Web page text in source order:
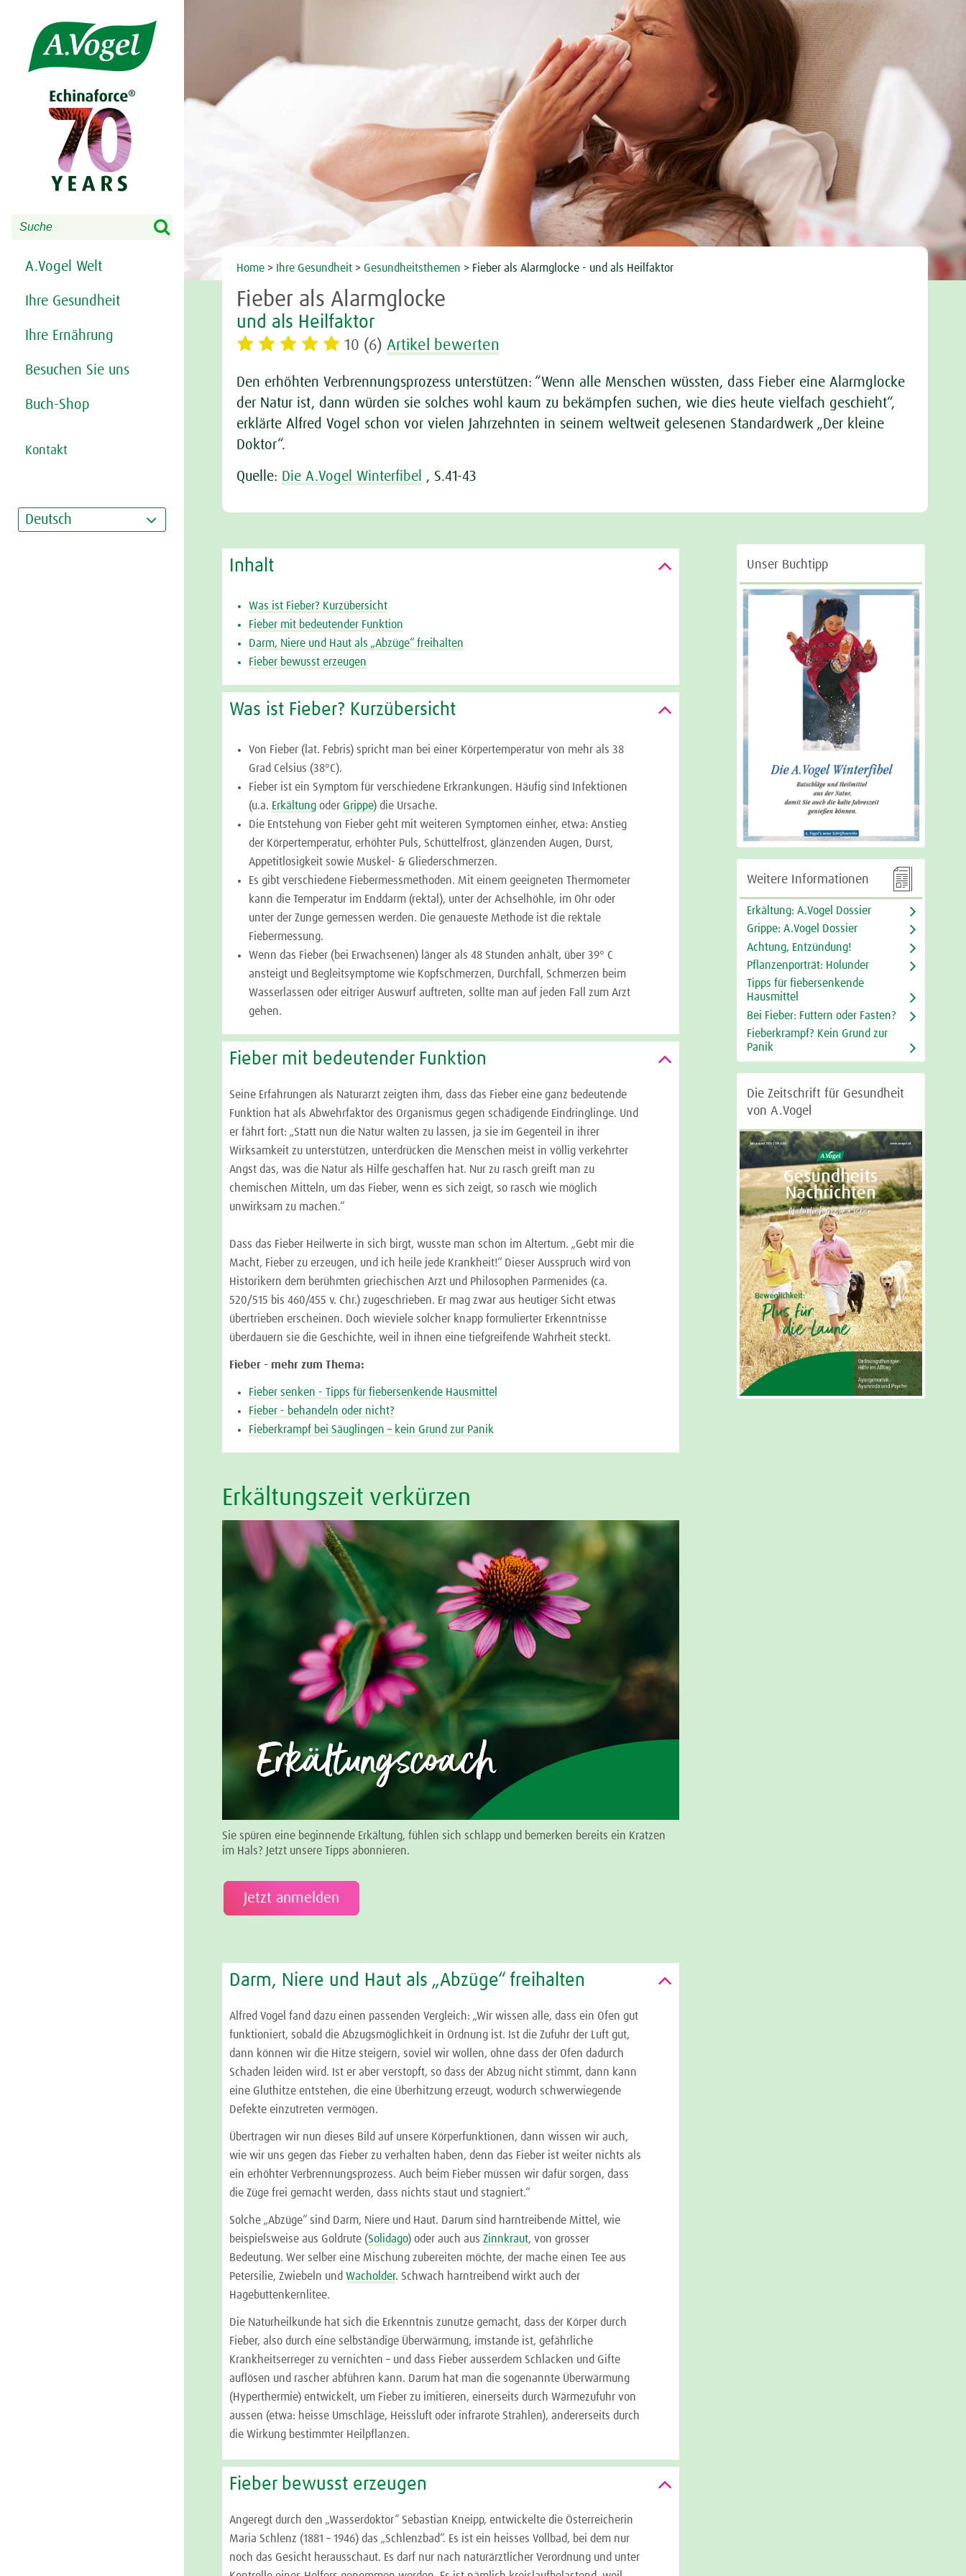

A.Vogel Welt
Ihre Gesundheit
Ihre Ernährung
Besuchen Sie uns
Buch-Shop
Kontakt
Deutsch
Home > Ihre Gesundheit >Gesundheitsthemen > Fieber als Alarmglocke - und als Heilfaktor
Fieber als Alarmglocke
und als Heilfaktor
10 (6)Artikel bewerten
Den erhöhten Verbrennungsprozess unterstützen: “Wenn alle Menschen wüssten, dass Fieber eine Alarmglocke
der Natur ist, dann würden sie solches wohl kaum zu bekämpfen suchen, wie dies heute vielfach geschieht“,
erklärte Alfred Vogel schon vor vielen Jahrzehnten in seinem weltweit gelesenen Standardwerk „Der kleine
Doktor“.
Quelle: Die A.Vogel Winterfibel , S.41-43
Inhalt
Was ist Fieber? Kurzübersicht
Fieber mit bedeutender Funktion
Darm, Niere und Haut als „Abzüge“ freihalten
Fieber bewusst erzeugen
Was ist Fieber? Kurzübersicht
Von Fieber (lat. Febris) spricht man bei einer Körpertemperatur von mehr als 38
Grad Celsius (38°C).
Fieber ist ein Symptom für verschiedene Erkrankungen. Häufig sind Infektionen
(u.a. Erkältung oderGrippe) die Ursache.
Die Entstehung von Fieber geht mit weiteren Symptomen einher, etwa: Anstieg
der Körpertemperatur, erhöhter Puls, Schüttelfrost, glänzenden Augen, Durst,
Appetitlosigkeit sowie Muskel- & Gliederschmerzen.
Es gibt verschiedene Fiebermessmethoden. Mit einem geeigneten Thermometer
kann die Temperatur im Enddarm (rektal), unter der Achselhöhle, im Ohr oder
unter der Zunge gemessen werden. Die genaueste Methode ist die rektale
Fiebermessung.
Wenn das Fieber (bei Erwachsenen) länger als 48 Stunden anhält, über 39° C
ansteigt und Begleitsymptome wie Kopfschmerzen, Durchfall, Schmerzen beim
Wasserlassen oder eitriger Auswurf auftreten, sollte man auf jeden Fall zum Arzt
gehen.
Fieber mit bedeutender Funktion
Seine Erfahrungen als Naturarzt zeigten ihm, dass das Fieber eine ganz bedeutende
Funktion hat als Abwehrfaktor des Organismus gegen schädigende Eindringlinge. Und
er fährt fort: „Statt nun die Natur walten zu lassen, ja sie im Gegenteil in ihrer
Wirksamkeit zu unterstützen, unterdrücken die Menschen meist in völlig verkehrter
Angst das, was die Natur als Hilfe geschaffen hat. Nur zu rasch greift man zu
chemischen Mitteln, um das Fieber, wenn es sich zeigt, so rasch wie möglich
unwirksam zu machen.“
Dass das Fieber Heilwerte in sich birgt, wusste man schon im Altertum. „Gebt mir die
Macht, Fieber zu erzeugen, und ich heile jede Krankheit!“ Dieser Ausspruch wird von
Historikern dem berühmten griechischen Arzt und Philosophen Parmenides (ca.
520/515 bis 460/455 v. Chr.) zugeschrieben. Er mag zwar aus heutiger Sicht etwas
übertrieben erscheinen. Doch wieviele solcher knapp formulierter Erkenntnisse
überdauern sie die Geschichte, weil in ihnen eine tiefgreifende Wahrheit steckt.
Fieber - mehr zum Thema:
Fieber senken - Tipps für fiebersenkende Hausmittel
Fieber - behandeln oder nicht?
Fieberkrampf bei Säuglingen – kein Grund zur Panik
Erkältungszeit verkürzen
Sie spüren eine beginnende Erkältung, fühlen sich schlapp und bemerken bereits ein Kratzen
im Hals? Jetzt unsere Tipps abonnieren.
Jetzt anmelden
Darm, Niere und Haut als „Abzüge“ freihalten
Alfred Vogel fand dazu einen passenden Vergleich: „Wir wissen alle, dass ein Ofen gut
funktioniert, sobald die Abzugsmöglichkeit in Ordnung ist. Ist die Zufuhr der Luft gut,
dann können wir die Hitze steigern, soviel wir wollen, ohne dass der Ofen dadurch
Schaden leiden wird. Ist er aber verstopft, so dass der Abzug nicht stimmt, dann kann
eine Gluthitze entstehen, die eine Überhitzung erzeugt, wodurch schwerwiegende
Defekte einzutreten vermögen.
Übertragen wir nun dieses Bild auf unsere Körperfunktionen, dann wissen wir auch,
wie wir uns gegen das Fieber zu verhalten haben, denn das Fieber ist weiter nichts als
ein erhöhter Verbrennungsprozess. Auch beim Fieber müssen wir dafür sorgen, dass
die Züge frei gemacht werden, dass nichts staut und stagniert.“
Solche „Abzüge“ sind Darm, Niere und Haut. Darum sind harntreibende Mittel, wie
beispielsweise aus Goldrute (Solidago) oder auch ausZinnkraut, von grosser
Bedeutung. Wer selber eine Mischung zubereiten möchte, der mache einen Tee aus
Petersilie, Zwiebeln undWacholder. Schwach harntreibend wirkt auch der
Hagebuttenkernlitee.
Die Naturheilkunde hat sich die Erkenntnis zunutze gemacht, dass der Körper durch
Fieber, also durch eine selbständige Überwärmung, imstande ist, gefährliche
Krankheitserreger zu vernichten – und dass Fieber ausserdem Schlacken und Gifte
auflösen und rascher abführen kann. Darum hat man die sogenannte Überwärmung
(Hyperthermie) entwickelt, um Fieber zu imitieren, einerseits durch Wärmezufuhr von
aussen (etwa: heisse Umschläge, Heissluft oder infrarote Strahlen), andererseits durch
die Wirkung bestimmter Heilpflanzen.
Fieber bewusst erzeugen
Angeregt durch den „Wasserdoktor“ Sebastian Kneipp, entwickelte die Österreicherin
Maria Schlenz (1881 – 1946) das „Schlenzbad“. Es ist ein heisses Vollbad, bei dem nur
noch das Gesicht herausschaut. Es darf nur nach naturärztlicher Verordnung und unter
Unser Buchtipp

Weitere Informationen
Erkältung: A.Vogel Dossier
Grippe: A.Vogel Dossier
Achtung, Entzündung!
Pflanzenporträt: Holunder
Tipps für fiebersenkende
Hausmittel
Bei Fieber: Futtern oder Fasten?
Fieberkrampf? Kein Grund zur
Panik
Die Zeitschrift für Gesundheit
von A.Vogel